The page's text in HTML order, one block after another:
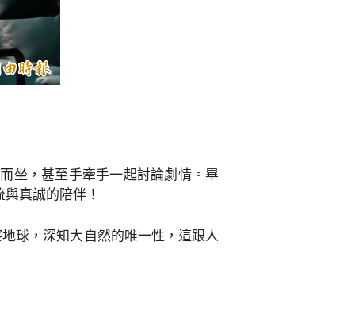
坐，甚至手牽手一起討論劇情。畢
真誠的陪伴！
球，深知大自然的唯一性，這跟人